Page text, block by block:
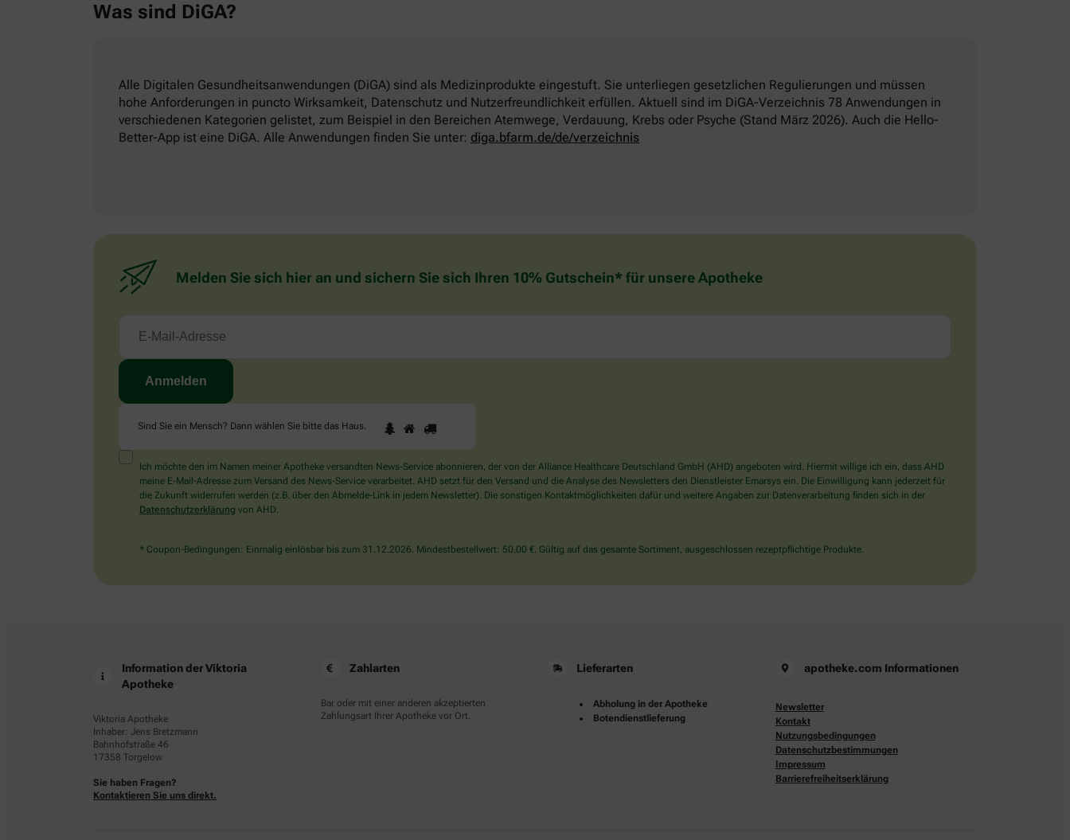
Was sind DiGA?
Alle Digitalen Gesundheitsanwendungen (DiGA) sind als Medizinprodukte eingestuft. Sie unterliegen gesetzlichen Regulierungen und müssen
hohe Anforderungen in puncto Wirksamkeit, Datenschutz und Nutzerfreundlichkeit erfüllen. Aktuell sind im DiGA-Verzeichnis 78 Anwendungen in
verschiedenen Kategorien gelistet, zum Beispiel in den Bereichen Atemwege, Verdauung, Krebs oder Psyche (Stand März 2026). Auch die Hello-
Better-App ist eine DiGA. Alle Anwendungen finden Sie unter: diga.bfarm.de/de/verzeichnis
Melden Sie sich hier an und sichern Sie sich Ihren 10% Gutschein* für unsere Apotheke
Sind Sie ein Mensch? Dann wählen Sie bitte das Haus.
Sind
Sie
Mensch?
Dann
wählen
Haus.
1 2
Ich möchte den im Namen meiner Apotheke versandten News-Service abonnieren, der von der Alliance Healthcare Deutschland GmbH (AHD) angeboten wird. Hiermit willige ich ein, dass AHD
meine E-Mail-Adresse zum Versand des News-Service verarbeitet. AHD setzt für den Versand und die Analyse des Newsletters den Dienstleister Emarsys ein. Die Einwilligung kann jederzeit für
die Zukunft widerrufen werden (z.B. über den Abmelde-Link in jedem Newsletter). Die sonstigen Kontaktmöglichkeiten dafür und weitere Angaben zur Datenverarbeitung finden sich in der
Datenschutzerklärung von AHD.
* Coupon-Bedingungen: Einmalig einlösbar bis zum 31.12.2026. Mindestbestellwert: 50,00 €. Gültig auf das gesamte Sortiment, ausgeschlossen rezeptpflichtige Produkte.
Information der Viktoria
Apotheke
Viktoria Apotheke
Inhaber: Jens Bretzmann
Bahnhofstraße 46
17358 Torgelow
Sie haben Fragen?
Kontaktieren Sie uns direkt.
Zahlarten
Bar oder mit einer anderen akzeptierten
Zahlungsart Ihrer Apotheke vor Ort.
Lieferarten
Abholung in der Apotheke
Botendienstlieferung
apotheke.com Informationen
Newsletter
Kontakt
Nutzungsbedingungen
Datenschutzbestimmungen
Impressum
Barrierefreiheitserklärung